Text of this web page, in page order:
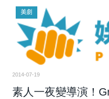
美劇
2014-07-19
素人一夜變導演！